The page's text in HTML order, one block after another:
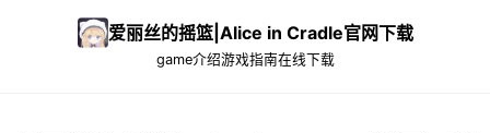
爱丽丝的摇篮|Alice in Cradle官网下载
game介绍游戏指南在线下载